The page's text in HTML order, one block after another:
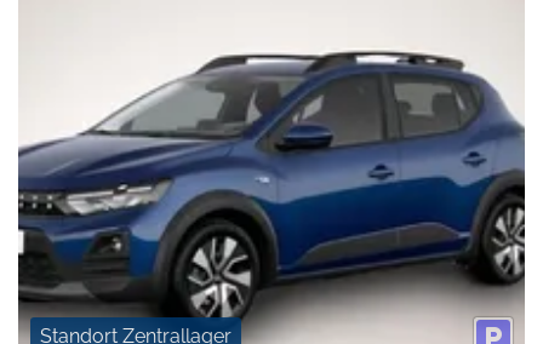
Standort Zentrallager